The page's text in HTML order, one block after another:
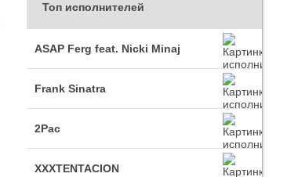
Топ исполнителей
ASAP Ferg feat. Nicki Minaj
Frank Sinatra
2Pac
XXXTENTACION